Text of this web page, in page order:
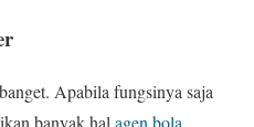
Apabila fungsinya saja